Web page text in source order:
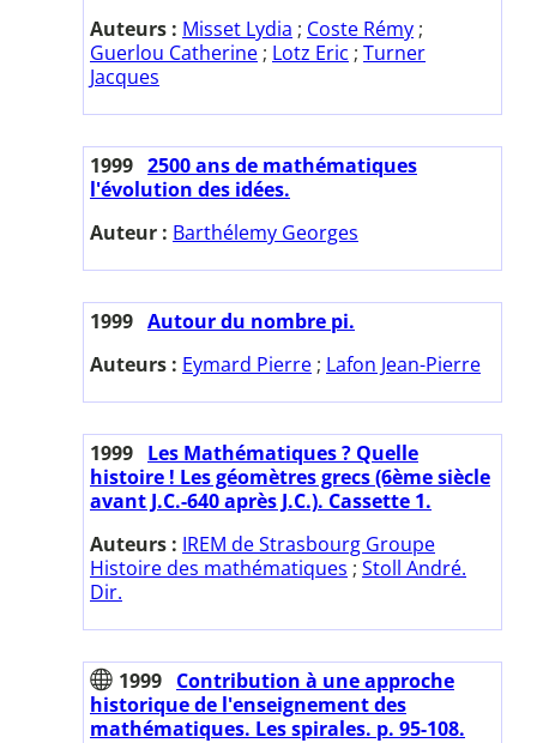
Auteurs : Misset Lydia ; Coste Rémy ;
Guerlou Catherine ; Lotz Eric ; Turner
Jacques
1999 2500 ans de mathématiques
l'évolution des idées.
Auteur : Barthélemy Georges
1999 Autour du nombre pi.
Auteurs : Eymard Pierre ; Lafon Jean-Pierre
1999 Les Mathématiques ? Quelle
histoire ! Les géomètres grecs (6ème siècle
avant J.C.-640 après J.C.). Cassette 1.
Auteurs : IREM de Strasbourg Groupe
Histoire des mathématiques ; Stoll André.
Dir.
1999 Contribution à une approche
historique de l'enseignement des
mathématiques. Les spirales. p. 95-108.